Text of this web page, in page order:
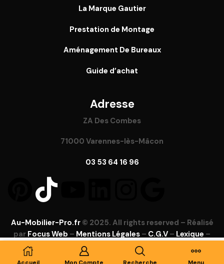
La Marque Gautier
Prestation de Montage
Aménagement De Bureaux
Guide d’achat
Adresse
ZA Des Combes
71000 Varennes-lès-Mâcon
03 53 64 16 96
Au-Mobilier-Pro.fr© 2025. All rights reserved – Réalisé
par Focus Web – Mentions Légales – C.G.V – Lexique –
Ajouter Au Panier